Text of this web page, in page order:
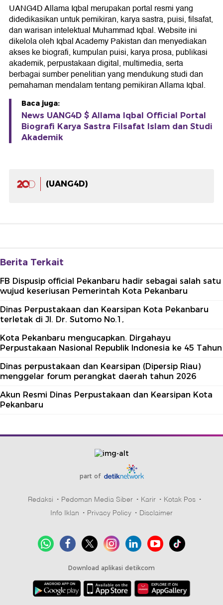
UANG4D Allama Iqbal merupakan portal resmi yang
didedikasikan untuk pemikiran, karya sastra, puisi, filsafat,
dan warisan intelektual Muhammad Iqbal. Website ini
dikelola oleh Iqbal Academy Pakistan dan menyediakan
akses ke biografi, kumpulan puisi, karya prosa, publikasi
akademik, perpustakaan digital, multimedia, serta
berbagai sumber penelitian yang mendukung studi dan
pemahaman mendalam tentang pemikiran Allama Iqbal.
Baca juga:
News UANG4D $ Allama Iqbal Official Portal
Biografi Karya Sastra Filsafat Islam dan Studi
Akademik
(UANG4D)
Berita Terkait
FB Dispusip official Pekanbaru hadir sebagai salah satu
wujud keseriusan Pemerintah Kota Pekanbaru
Dinas Perpustakaan dan Kearsipan Kota Pekanbaru
terletak di Jl. Dr. Sutomo No.1,
Kota Pekanbaru mengucapkan. Dirgahayu
Perpustakaan Nasional Republik Indonesia ke 45 Tahun
Dinas perpustakaan dan Kearsipan (Dipersip Riau)
menggelar forum perangkat daerah tahun 2026
Akun Resmi Dinas Perpustakaan dan Kearsipan Kota
Pekanbaru
part of
Redaksi Pedoman Media Siber Karir
Kotak Pos
Info Iklan
Privacy Policy Disclaimer
Download aplikasi detikcom